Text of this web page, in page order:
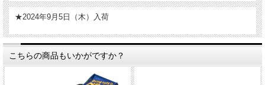
★2024年9月5日（木）入荷
こちらの商品もいかがですか？